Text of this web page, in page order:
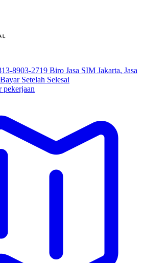
8903-2719 Biro Jasa SIM Jakarta, Jasa
Setelah Selesai
pekerjaan